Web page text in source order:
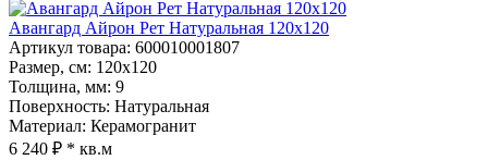
Авангард Айрон Рет Натуральная 120x120
Артикул товара: 600010001807
Размер, см: 120x120
Толщина, мм: 9
Поверхность: Натуральная
Материал: Керамогранит
6 240 ₽ * кв.м